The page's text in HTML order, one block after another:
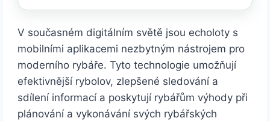
V současném digitálním světě jsou echoloty s
mobilními aplikacemi nezbytným nástrojem pro
moderního rybáře. Tyto technologie umožňují
efektivnější rybolov, zlepšené sledování a
sdílení informací a poskytují rybářům výhody při
plánování a vykonávání svých rybářských